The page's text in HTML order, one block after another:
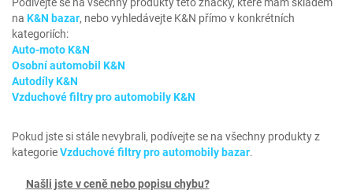
na K&N bazar, nebo vyhledávejte K&N přímo v konkrétních
kategoriích:
Auto-moto K&N
Osobní automobil K&N
Autodíly K&N
Vzduchové filtry pro automobily K&N
Pokud jste si stále nevybrali, podívejte se na všechny produkty z
kategorieVzduchové filtry pro automobily bazar.
Našli jste v ceně nebo popisu chybu?